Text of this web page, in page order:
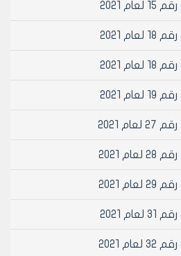
واقعا في التجميل ويرخص للمرة
العامة.
ضم جزء الى العقار (فضلة)
العقار مع عقارات مجاورة
بطلب دمج عقارين او أكثر
آخر.
إنشائي بين العقار والعقارات
2021
2021
2021
2021
2021
2021
2021
2021
2021